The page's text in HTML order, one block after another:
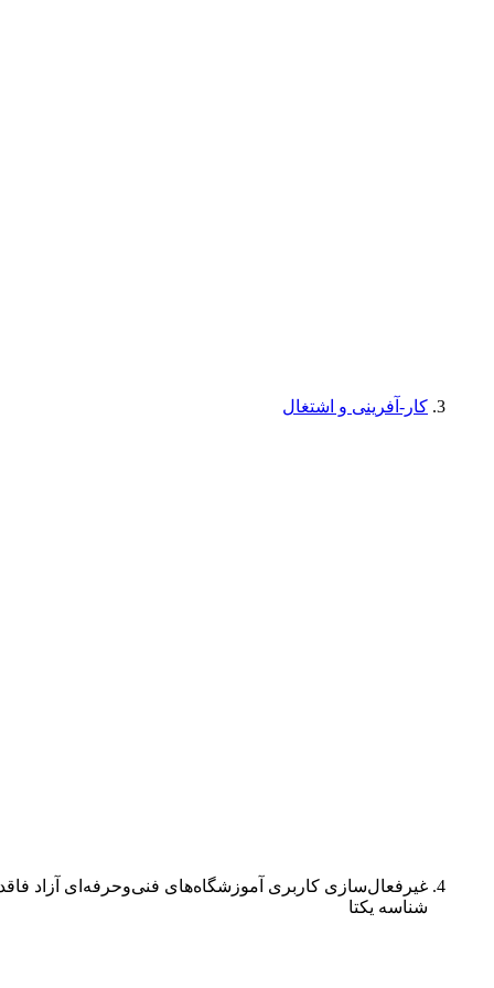
کار-آفرینی و اشتغال
غیرفعال‌سازی کاربری آموزشگاه‌های فنی‌وحرفه‌ای آزاد فاقد کد
شناسه یکتا